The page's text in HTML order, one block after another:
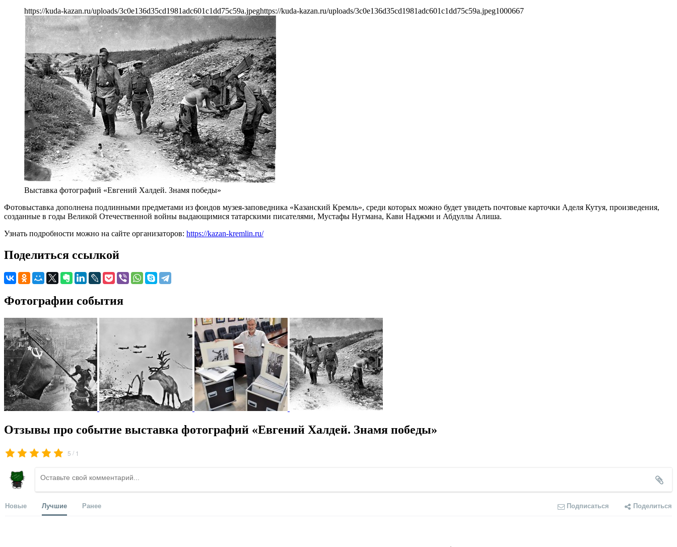
https://kuda-kazan.ru/uploads/3c0e136d35cd1981adc601c1dd75c59a.jpeghttps://kuda-kazan.ru/uploads/3c0e136d35cd1981adc601c1dd75c59a.jpeg1000667
Выставка фотографий «Евгений Халдей. Знамя победы»
Фотовыставка дополнена подлинными предметами из фондов музея-заповедника «Казанский Кремль», среди которых можно будет увидеть почтовые карточки Аделя Кутуя, произведения,
созданные в годы Великой Отечественной войны выдающимися татарскими писателями, Мустафы Нугмана, Кави Наджми и Абдуллы Алиша.
Узнать подробности можно на сайте организаторов: https://kazan-kremlin.ru/
Поделиться ссылкой
Фотографии события
Отзывы про событие выставка фотографий «Евгений Халдей. Знамя победы»
5 / 1
Новые Лучшие Ранее Подписаться Поделиться